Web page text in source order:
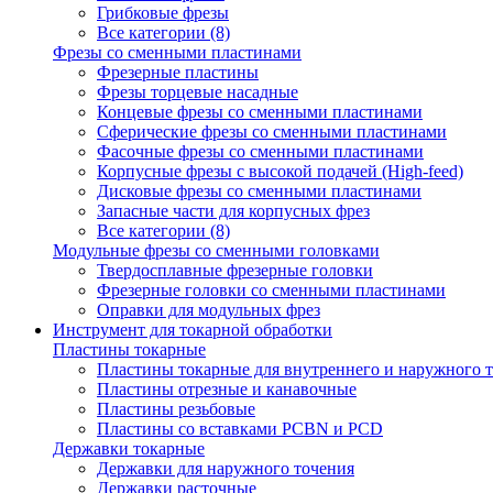
Грибковые фрезы
Все категории (8)
Фрезы со сменными пластинами
Фрезерные пластины
Фрезы торцевые насадные
Концевые фрезы со сменными пластинами
Сферические фрезы со сменными пластинами
Фасочные фрезы со сменными пластинами
Корпусные фрезы с высокой подачей (High-feed)
Дисковые фрезы со сменными пластинами
Запасные части для корпусных фрез
Все категории (8)
Модульные фрезы со сменными головками
Твердосплавные фрезерные головки
Фрезерные головки со сменными пластинами
Оправки для модульных фрез
Инструмент для токарной обработки
Пластины токарные
Пластины токарные для внутреннего и наружного
Пластины отрезные и канавочные
Пластины резьбовые
Пластины со вставками PCBN и PCD
Державки токарные
Державки для наружного точения
Державки расточные